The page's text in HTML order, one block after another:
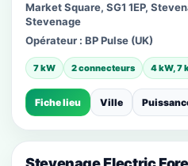
Market Square, SG1 1EP,
Stevenage
Opérateur : BP Pulse (UK)
7 kW 2 connecteurs 4 kW, 7
Fiche lieu Ville